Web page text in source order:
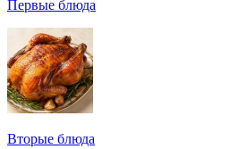
Первые блюда
Вторые блюда